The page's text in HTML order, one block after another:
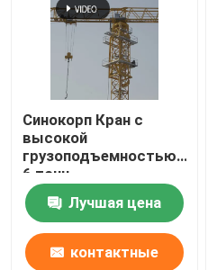
Синокорп Кран с
высокой
грузоподъемностью
6 тонн
Лучшая цена
контактные